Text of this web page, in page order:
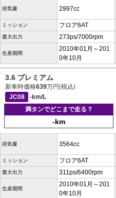
排気量 2997cc
ミッション フロア6AT
最大出力 273ps/7000rpm
生産期間
2010年01月～201
0年10月
3.6 プレミアム
新車時価格639万円(税込)
JC08
-km/L
満タンでどこまで走る？
-km
排気量 3564cc
ミッション フロア6AT
最大出力 311ps/6400rpm
生産期間
2010年01月～201
0年10月